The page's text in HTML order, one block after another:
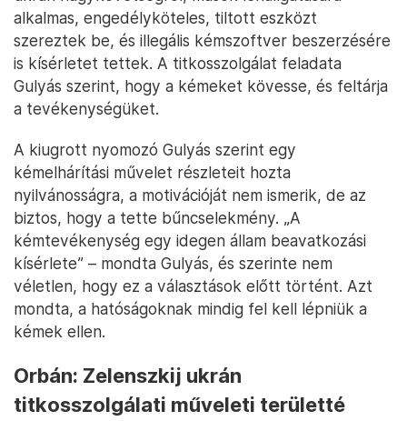
alkalmas, engedélyköteles, tiltott eszközt
szereztek be, és illegális kémszoftver beszerzésére
is kísérletet tettek. A titkosszolgálat feladata
Gulyás szerint, hogy a kémeket kövesse, és feltárja
a tevékenységüket.
A kiugrott nyomozó Gulyás szerint egy
kémelhárítási művelet részleteit hozta
nyilvánosságra, a motivációját nem ismerik, de az
biztos, hogy a tette bűncselekmény. „A
kémtevékenység egy idegen állam beavatkozási
kísérlete” – mondta Gulyás, és szerinte nem
véletlen, hogy ez a választások előtt történt. Azt
mondta, a hatóságoknak mindig fel kell lépniük a
kémek ellen.
Orbán: Zelenszkij ukrán
titkosszolgálati műveleti területté